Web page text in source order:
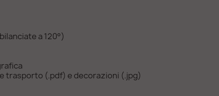
a 120°)
trasporto (.pdf) e decorazioni (.jpg)